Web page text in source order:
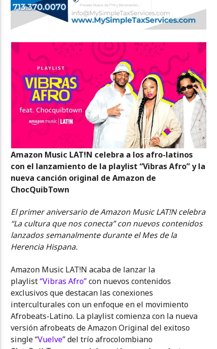
Amazon Music LAT!N celebra a los afro-latinos
con el lanzamiento de la playlist “Vibras Afro” y la
nueva canción original de Amazon de
ChocQuibTown
El primer aniversario de Amazon Music LAT!N celebra
“La cultura que nos conecta” con nuevos contenidos
lanzados semanalmente durante el Mes de la
Herencia Hispana.
Amazon Music LAT!N acaba de lanzar la
playlist“Vibras Afro”con nuevos contenidos
exclusivos que destacan las conexiones
interculturales con un enfoque en el movimiento
Afrobeats-Latino. La playlist comienza con la nueva
versión afrobeats de Amazon Original del exitoso
single “Vuelve” del trío afrocolombiano